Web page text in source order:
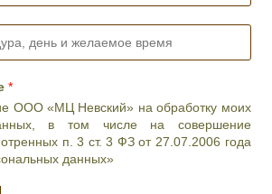
*
ООО «МЦ Невский» на обработку моих
в том числе на совершение
п. 3 ст. 3 ФЗ от 27.07.2006 года
данных»